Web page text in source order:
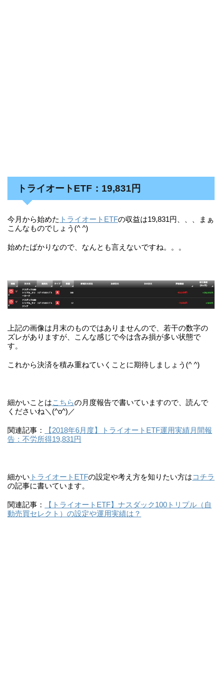
トライオートETF：19,831円
今月から始めた トライオートETFの収益は19,831円、、、まぁ
こんなものでしょう(^ ^)
始めたばかりなので、なんとも言えないですね。。。
上記の画像は月末のものではありませんので、若干の数字の
ズレがありますが、こんな感じで今は含み損が多い状態で
す。
これから決済を積み重ねていくことに期待しましょう(^ ^)
細かいことはこちらの月度報告で書いていますので、読んで
くださいね＼(^o^)／
関連記事：
【2018年6月度】トライオートETF運用実績月間報
告：不労所得19,831円
細かい トライオートETFの設定や考え方を知りたい方はコチラ
の記事に書いています。
関連記事：
【トライオートETF】ナスダック100トリプル（自
動売買セレクト）の設定や運用実績は？